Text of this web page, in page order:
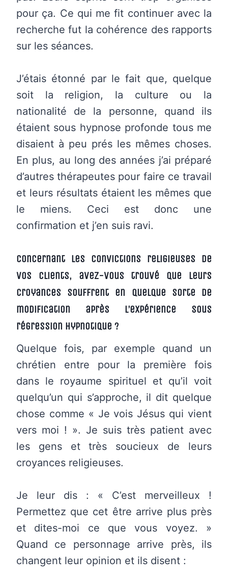
pour ça. Ce qui me fit continuer avec la
recherche fut la cohérence des rapports
sur les séances.
J’étais étonné par le fait que, quelque
soit la religion, la culture ou la
nationalité de la personne, quand ils
étaient sous hypnose profonde tous me
disaient à peu prés les mêmes choses.
En plus, au long des années j’ai préparé
d’autres thérapeutes pour faire ce travail
et leurs résultats étaient les mêmes que
le miens. Ceci est donc une
confirmation et j’en suis ravi.
Concernant les convictions religieuses de
vos clients, avez-vous trouvé que leurs
croyances souffrent en quelque sorte de
modification après l’expérience sous
régression hypnotique ?
Quelque fois, par exemple quand un
chrétien entre pour la première fois
dans le royaume spirituel et qu’il voit
quelqu’un qui s’approche, il dit quelque
chose comme « Je vois Jésus qui vient
vers moi ! ». Je suis très patient avec
les gens et très soucieux de leurs
croyances religieuses.
Je leur dis : « C’est merveilleux !
Permettez que cet être arrive plus près
et dites-moi ce que vous voyez. »
Quand ce personnage arrive près, ils
changent leur opinion et ils disent :